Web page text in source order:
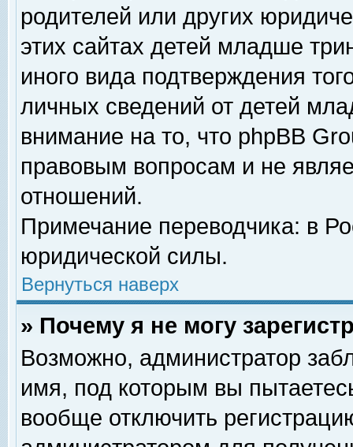
родителей или других
этих сайтах детей младше
иного вида подтверждения
личных сведений от детей
внимание на то, что phpBB
правовым вопросам и не
отношений.
Примечание переводчика: в
юридической силы.
Вернуться наверх
» Почему я не могу
Возможно, администратор
имя, под которым вы
вообще отключить